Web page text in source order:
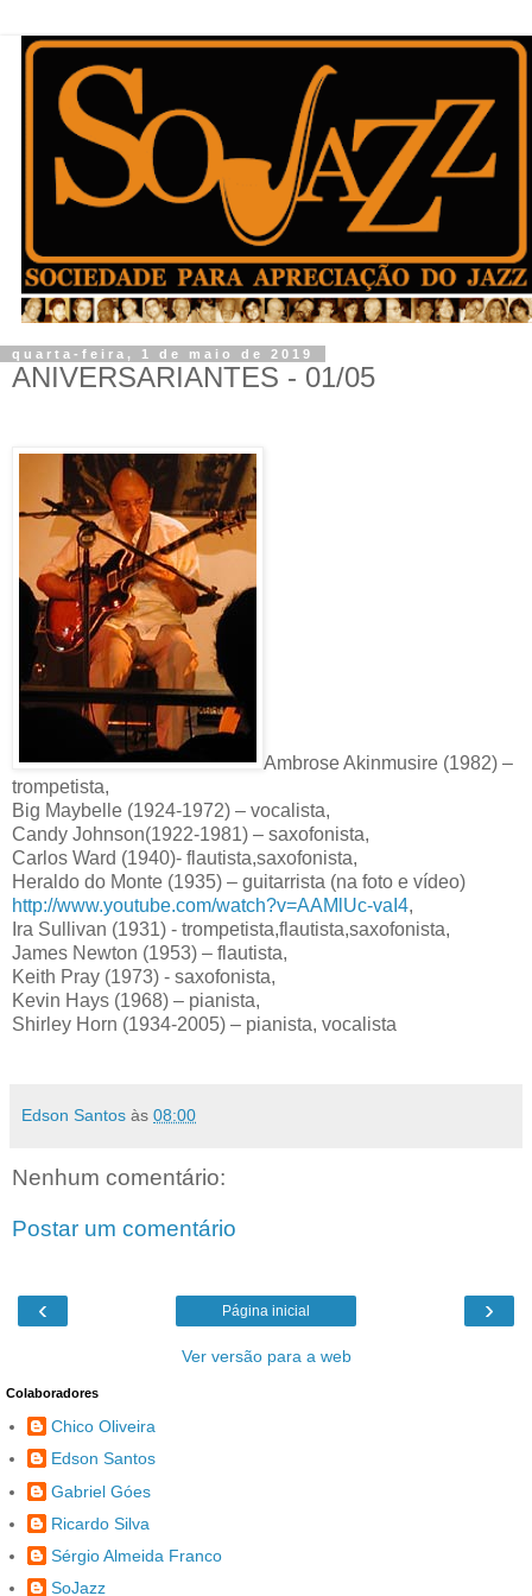
quarta-feira, 1 de maio de 2019
ANIVERSARIANTES - 01/05
Ambrose Akinmusire (1982) –
trompetista,
Big Maybelle (1924-1972) – vocalista,
Candy Johnson(1922-1981) – saxofonista,
Carlos Ward (1940)- flautista,saxofonista,
Heraldo do Monte (1935) – guitarrista (na foto e vídeo)
http://www.youtube.com/watch?v=AAMlUc-vaI4,
Ira Sullivan (1931) - trompetista,flautista,saxofonista,
James Newton (1953) – flautista,
Keith Pray (1973) - saxofonista,
Kevin Hays (1968) – pianista,
Shirley Horn (1934-2005) – pianista, vocalista
Edson Santos às 08:00
Nenhum comentário:
Postar um comentário
‹ ›
Página inicial
Ver versão para a web
Colaboradores
Chico Oliveira
Edson Santos
Gabriel Góes
Ricardo Silva
Sérgio Almeida Franco
SoJazz